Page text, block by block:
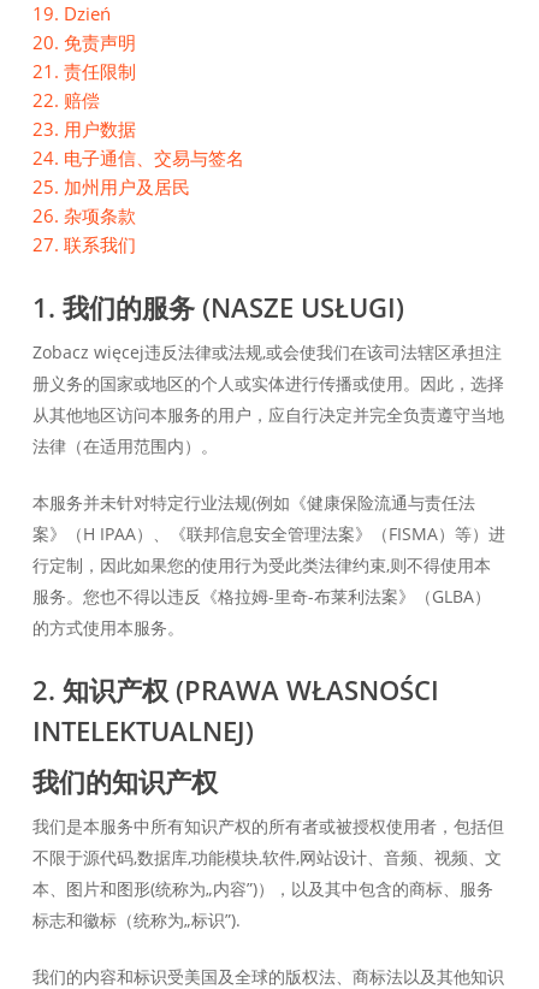
19. Dzień
20. 免责声明
21. 责任限制
22. 赔偿
23. 用户数据
24. 电子通信、交易与签名
25. 加州用户及居民
26. 杂项条款
27. 联系我们
1. 我们的服务 (NASZE USŁUGI)
Zobacz więcej违反法律或法规,或会使我们在该司法辖区承担注
册义务的国家或地区的个人或实体进行传播或使用。因此，选择
从其他地区访问本服务的用户，应自行决定并完全负责遵守当地
法律（在适用范围内）。
本服务并未针对特定行业法规(例如《健康保险流通与责任法
案》（H IPAA）、《联邦信息安全管理法案》（FISMA）等）进
行定制，因此如果您的使用行为受此类法律约束,则不得使用本
服务。您也不得以违反《格拉姆-里奇-布莱利法案》（GLBA）
的方式使用本服务。
2. 知识产权 (PRAWA WŁASNOŚCI
INTELEKTUALNEJ)
我们的知识产权
我们是本服务中所有知识产权的所有者或被授权使用者，包括但
不限于源代码,数据库,功能模块,软件,网站设计、音频、视频、文
本、图片和图形(统称为„内容”)），以及其中包含的商标、服务
标志和徽标（统称为„标识”).
我们的内容和标识受美国及全球的版权法、商标法以及其他知识